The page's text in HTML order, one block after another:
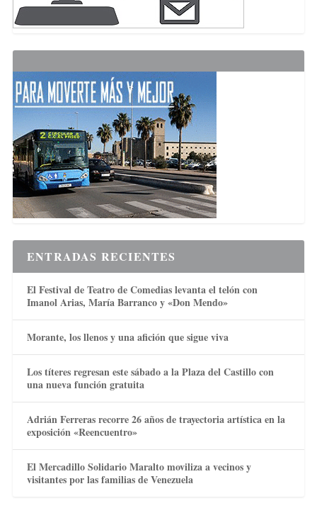
ENTRADAS RECIENTES
El Festival de Teatro de Comedias levanta el telón con
Imanol Arias, María Barranco y «Don Mendo»
Morante, los llenos y una afición que sigue viva
Los títeres regresan este sábado a la Plaza del Castillo con
una nueva función gratuita
Adrián Ferreras recorre 26 años de trayectoria artística en la
exposición «Reencuentro»
El Mercadillo Solidario Maralto moviliza a vecinos y
visitantes por las familias de Venezuela